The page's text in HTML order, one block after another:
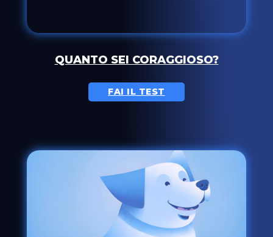
QUANTO SEI CORAGGIOSO?
FAI IL TEST